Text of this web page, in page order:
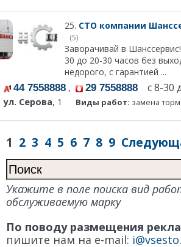
25. СТО компании
(5)
Заворачивай в
30 до 20-30 часов без
недорого, с гарантией ...
44 7558888 , 29 7558888 с 8-30
ул. Серова, 1 Виды работ: замена
1 2 3 4 5 6 7 8 9
Укажите в поле поиска вид
обслуживаемую марку
По поводу размещения
пишите нам на e-mail: